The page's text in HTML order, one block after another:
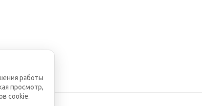
работы
просмотр,
cookie.